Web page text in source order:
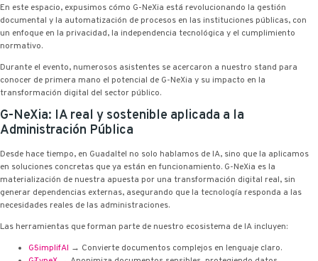
En este espacio, expusimos cómo G-NeXia está revolucionando la gestión
documental y la automatización de procesos en las instituciones públicas, con
un enfoque en la privacidad, la independencia tecnológica y el cumplimiento
normativo.
Durante el evento, numerosos asistentes se acercaron a nuestro stand para
conocer de primera mano el potencial de G-NeXia y su impacto en la
transformación digital del sector público.
G-NeXia: IA real y sostenible aplicada a la
Administración Pública
Desde hace tiempo, en Guadaltel no solo hablamos de IA, sino que la aplicamos
en soluciones concretas que ya están en funcionamiento. G-NeXia es la
materialización de nuestra apuesta por una transformación digital real, sin
generar dependencias externas, asegurando que la tecnología responda a las
necesidades reales de las administraciones.
Las herramientas que forman parte de nuestro ecosistema de IA incluyen:
G·SimplifAI → Convierte documentos complejos en lenguaje claro.